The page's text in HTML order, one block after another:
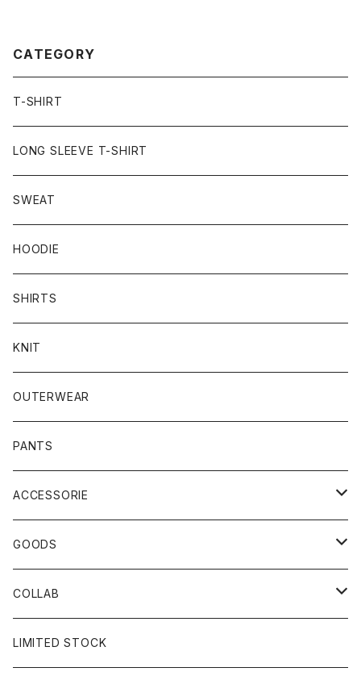
CATEGORY
T-SHIRT
LONG SLEEVE T-SHIRT
SWEAT
HOODIE
SHIRTS
KNIT
OUTERWEAR
PANTS
ACCESSORIE
CAP
BUCKET HAT
SOCKS
GOODS
STICKER
GLASS
COLLAB
×岩井ジョニ男
LIMITED STOCK